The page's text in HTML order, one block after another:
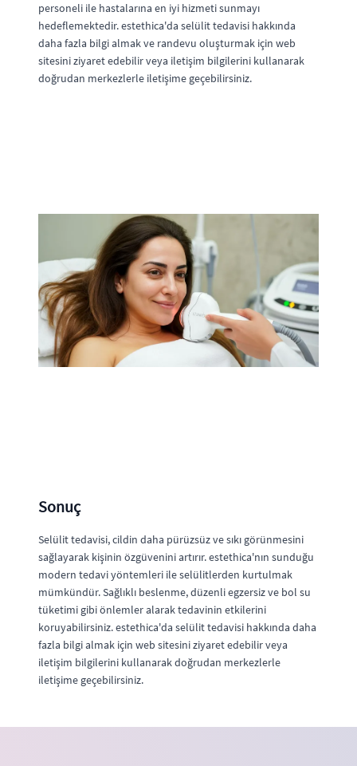
personeli ile hastalarına en iyi hizmeti sunmayı
hedeflemektedir. estethica'da selülit tedavisi hakkında
daha fazla bilgi almak ve randevu oluşturmak için web
sitesini ziyaret edebilir veya iletişim bilgilerini kullanarak
doğrudan merkezlerle iletişime geçebilirsiniz.
Sonuç
Selülit tedavisi, cildin daha pürüzsüz ve sıkı görünmesini
sağlayarak kişinin özgüvenini artırır. estethica'nın sunduğu
modern tedavi yöntemleri ile selülitlerden kurtulmak
mümkündür. Sağlıklı beslenme, düzenli egzersiz ve bol su
tüketimi gibi önlemler alarak tedavinin etkilerini
koruyabilirsiniz. estethica'da selülit tedavisi hakkında daha
fazla bilgi almak için web sitesini ziyaret edebilir veya
iletişim bilgilerini kullanarak doğrudan merkezlerle
iletişime geçebilirsiniz.